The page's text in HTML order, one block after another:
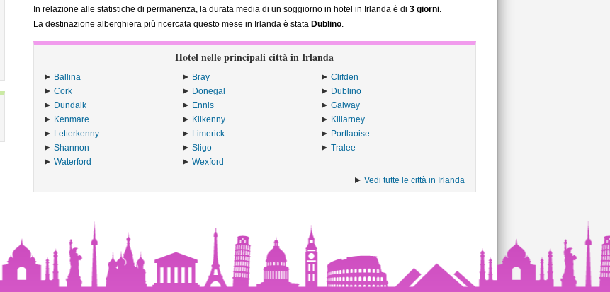
In relazione alle statistiche di permanenza, la durata media di un soggiorno in hotel in Irlanda è di 3 giorni.
La destinazione alberghiera più ricercata questo mese in Irlanda è stata Dublino.
Hotel nelle principali città in Irlanda
Ballina Bray
Clifden
Cork
Donegal
Dublino
Dundalk
Ennis
Galway
Kenmare
Kilkenny
Killarney
Letterkenny
Limerick
Portlaoise
Shannon
Sligo
Tralee
Waterford
Wexford
Vedi tutte le città in Irlanda